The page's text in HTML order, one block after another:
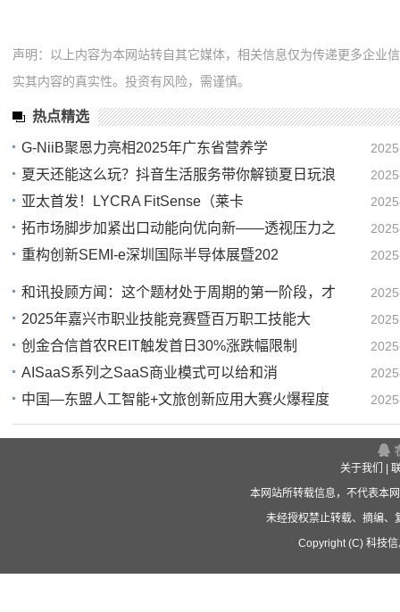
声明：以上内容为本网站转自其它媒体，相关信息仅为传递更多企业
实其内容的真实性。投资有风险，需谨慎。
热点精选
G-NiiB聚恩力亮相2025年广东省营养学
夏天还能这么玩？抖音生活服务带你解锁夏日玩浪
亚太首发！LYCRA FitSense（莱卡
拓市场脚步加紧出口动能向优向新——透视压力之
重构创新SEMI-e深圳国际半导体展暨202
和讯投顾方闻：这个题材处于周期的第一阶段，才
2025年嘉兴市职业技能竞赛暨百万职工技能大
创金合信首农REIT触发首日30%涨跌幅限制
AISaaS系列之SaaS商业模式可以给和消
中国—东盟人工智能+文旅创新应用大赛火爆程度
关于我们
本网站所转载信息，不代表本
未经授权禁止转载、摘编、
Copyright (C) 科技